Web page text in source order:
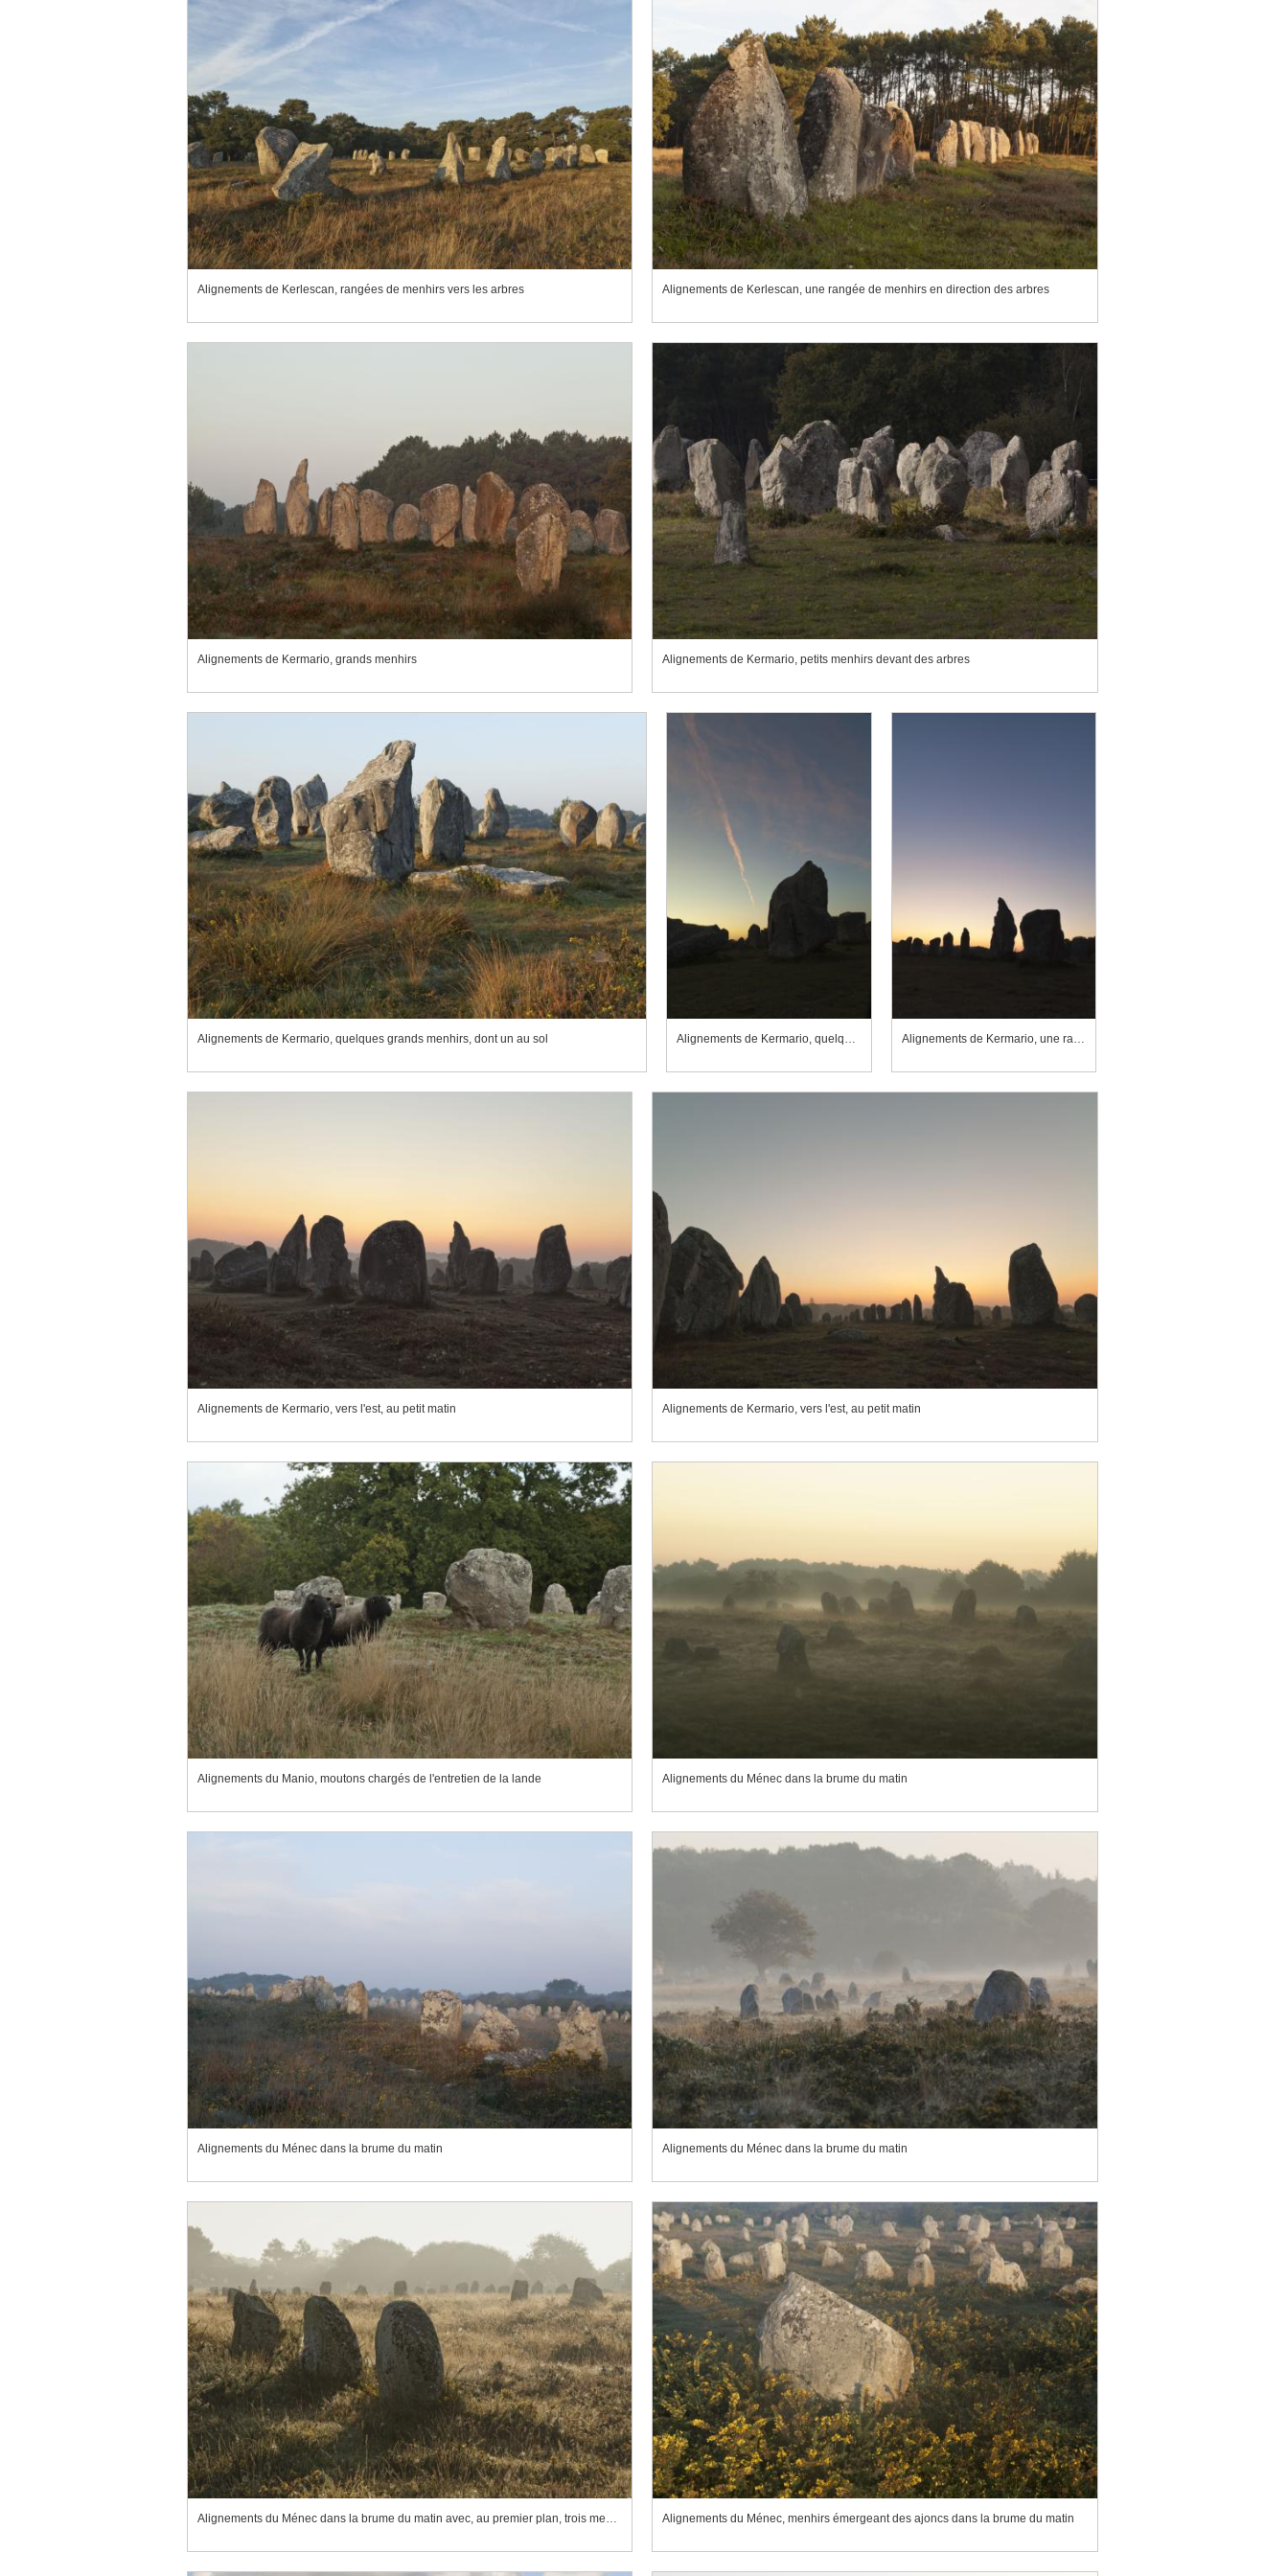
Alignements de Kerlescan, rangées de menhirs vers les arbres Alignements de Kerlescan, une rangée de menhirs en direction des arbres
Alignements de Kermario, grands menhirs Alignements de Kermario, petits menhirs devant des arbres
Alignements de Kermario, quelques grands menhirs, dont un au sol Alignements de Kermario, quelques menhirs se détachant sur le ciel au petit matin Alignements de Kermario, une rangée de menhirs se détachant sur le ciel au petit matin
Alignements de Kermario, vers l'est, au petit matin Alignements de Kermario, vers l'est, au petit matin
Alignements du Manio, moutons chargés de l'entretien de la lande Alignements du Ménec dans la brume du matin
Alignements du Ménec dans la brume du matin Alignements du Ménec dans la brume du matin
Alignements du Ménec dans la brume du matin avec, au premier plan, trois menhirs émergeant de la lande Alignements du Ménec, menhirs émergeant des ajoncs dans la brume du matin